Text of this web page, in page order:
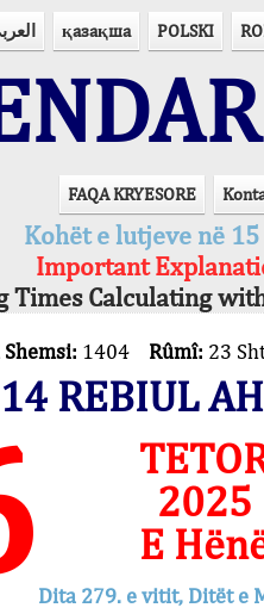
қазақша POLSKI
FAQA KRYESORE
Kohët e lutjeve në
Important
Times Calculating
1404 Rûmî: 23
14 REBIUL
2025
E
Dita 279. e vitit, Ditët e